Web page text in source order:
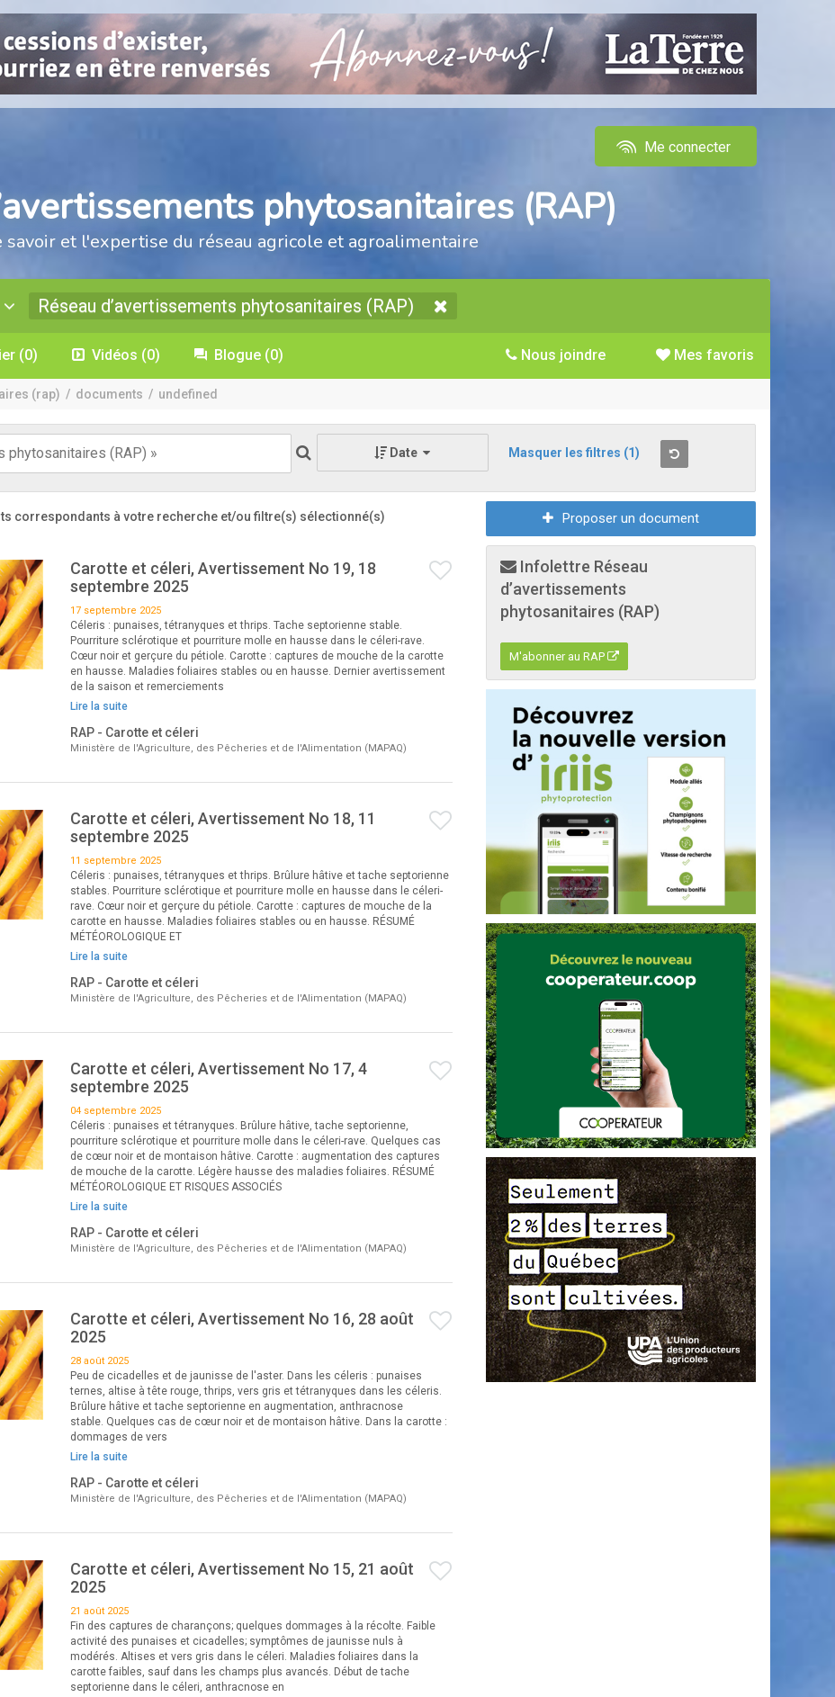
Me connecter
phytosanitaires (RAP)
savoir et l'expertise du réseau agricole et agroalimentaire
Réseau d’avertissements phytosanitaires (RAP)
(0) Vidéos (0) Blogue (0) Mes favoris
Nous joindre
(rap) / documents / undefined
Date Masquer les filtres (1)
et ail
correspondants à votre recherche et/ou filtre(s) sélectionné(s)
Carotte et céleri, Avertissement No 19, 18
septembre 2025
17 septembre 2025
Céleris : punaises, tétranyques et thrips. Tache septorienne stable.
Pourriture sclérotique et pourriture molle en hausse dans le céleri-rave.
Cœur noir et gerçure du pétiole. Carotte : captures de mouche de la carotte
en hausse. Maladies foliaires stables ou en hausse. Dernier avertissement
de la saison et remerciements
Lire la suite
RAP - Carotte et céleri
Ministère de l'Agriculture, des Pêcheries et de l'Alimentation (MAPAQ)
Carotte et céleri, Avertissement No 18, 11
septembre 2025
11 septembre 2025
Céleris : punaises, tétranyques et thrips. Brûlure hâtive et tache septorienne
stables. Pourriture sclérotique et pourriture molle en hausse dans le céleri-
rave. Cœur noir et gerçure du pétiole. Carotte : captures de mouche de la
carotte en hausse. Maladies foliaires stables ou en hausse. RÉSUMÉ
MÉTÉOROLOGIQUE ET
Lire la suite
RAP - Carotte et céleri
Ministère de l'Agriculture, des Pêcheries et de l'Alimentation (MAPAQ)
Carotte et céleri, Avertissement No 17, 4
septembre 2025
04 septembre 2025
Céleris : punaises et tétranyques. Brûlure hâtive, tache septorienne,
pourriture sclérotique et pourriture molle dans le céleri-rave. Quelques cas
de cœur noir et de montaison hâtive. Carotte : augmentation des captures
de mouche de la carotte. Légère hausse des maladies foliaires. RÉSUMÉ
MÉTÉOROLOGIQUE ET RISQUES ASSOCIÉS
Lire la suite
RAP - Carotte et céleri
Ministère de l'Agriculture, des Pêcheries et de l'Alimentation (MAPAQ)
Carotte et céleri, Avertissement No 16, 28 août
2025
28 août 2025
Peu de cicadelles et de jaunisse de l'aster. Dans les céleris : punaises
ternes, altise à tête rouge, thrips, vers gris et tétranyques dans les céleris.
Brûlure hâtive et tache septorienne en augmentation, anthracnose
stable. Quelques cas de cœur noir et de montaison hâtive. Dans la carotte :
dommages de vers
Lire la suite
RAP - Carotte et céleri
Ministère de l'Agriculture, des Pêcheries et de l'Alimentation (MAPAQ)
Carotte et céleri, Avertissement No 15, 21 août
2025
21 août 2025
Fin des captures de charançons; quelques dommages à la récolte. Faible
activité des punaises et cicadelles; symptômes de jaunisse nuls à
modérés. Altises et vers gris dans le céleri. Maladies foliaires dans la
carotte faibles, sauf dans les champs plus avancés. Début de tache
septorienne dans le céleri, anthracnose en
Proposer un document
Infolettre Réseau
d’avertissements
phytosanitaires (RAP)
M'abonner au RAP